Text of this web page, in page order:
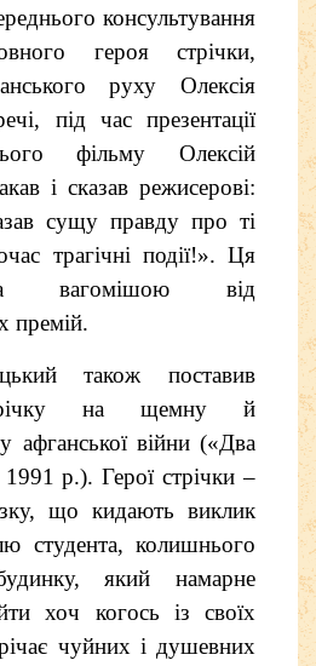
консультування
героя стрічки,
руху Олексія
під час презентації
фільму Олексій
і сказав режисерові:
сущу правду про ті
трагічні події!». Ця
вагомішою від
премій.
також поставив
на щемну й
афганської війни («Два
р.). Герої стрічки –
що кидають виклик
студента, колишнього
який намарне
хоч когось із своїх
чуйних і душевних